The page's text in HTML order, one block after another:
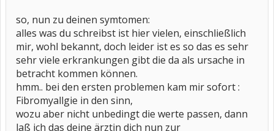
so, nun zu deinen symtomen:
alles was du schreibst ist hier vielen, einschließlich
mir, wohl bekannt, doch leider ist es so das es sehr
sehr viele erkrankungen gibt die da als ursache in
betracht kommen können.
hmm.. bei den ersten problemen kam mir sofort :
Fibromyallgie in den sinn,
wozu aber nicht unbedingt die werte passen, dann
laß ich das deine ärztin dich nun zur